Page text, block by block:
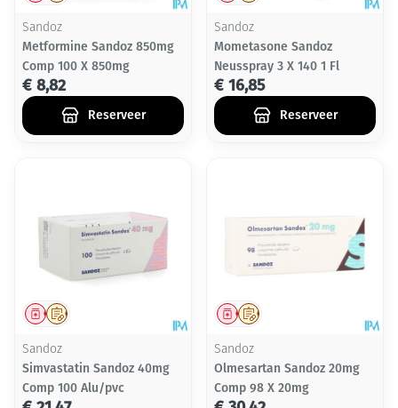
Sandoz
Metformine Sandoz 850mg
Comp 100 X 850mg
€ 8,82
Reserveer
Sandoz
Mometasone Sandoz
Neusspray 3 X 140 1 Fl
€ 16,85
Reserveer
Op voorschrift
Geneesmiddel
Sandoz
Simvastatin Sandoz 40mg
Comp 100 Alu/pvc
Op voorschrift
Geneesmiddel
Sandoz
Olmesartan Sandoz 20mg
Comp 98 X 20mg